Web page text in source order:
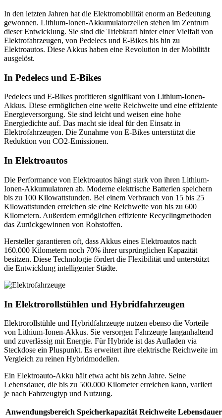
In den letzten Jahren hat die Elektromobilität enorm an Bedeutung
gewonnen. Lithium-Ionen-Akkumulatorzellen stehen im Zentrum
dieser Entwicklung. Sie sind die Triebkraft hinter einer Vielfalt von
Elektrofahrzeugen, von Pedelecs und E-Bikes bis hin zu
Elektroautos. Diese Akkus haben eine Revolution in der Mobilität
ausgelöst.
In Pedelecs und E-Bikes
Pedelecs und E-Bikes profitieren signifikant von Lithium-Ionen-
Akkus. Diese ermöglichen eine weite Reichweite und eine effiziente
Energieversorgung. Sie sind leicht und weisen eine hohe
Energiedichte auf. Das macht sie ideal für den Einsatz in
Elektrofahrzeugen. Die Zunahme von E-Bikes unterstützt die
Reduktion von CO2-Emissionen.
In Elektroautos
Die Performance von Elektroautos hängt stark von ihren Lithium-
Ionen-Akkumulatoren ab. Moderne elektrische Batterien speichern
bis zu 100 Kilowattstunden. Bei einem Verbrauch von 15 bis 25
Kilowattstunden erreichen sie eine Reichweite von bis zu 600
Kilometern. Außerdem ermöglichen effiziente Recyclingmethoden
das Zurückgewinnen von Rohstoffen.
Hersteller garantieren oft, dass Akkus eines Elektroautos nach
160.000 Kilometern noch 70% ihrer ursprünglichen Kapazität
besitzen. Diese Technologie fördert die Flexibilität und unterstützt
die Entwicklung intelligenter Städte.
In Elektrorollstühlen und Hybridfahrzeugen
Elektrorollstühle und Hybridfahrzeuge nutzen ebenso die Vorteile
von Lithium-Ionen-Akkus. Sie versorgen Fahrzeuge langanhaltend
und zuverlässig mit Energie. Für Hybride ist das Aufladen via
Steckdose ein Pluspunkt. Es erweitert ihre elektrische Reichweite im
Vergleich zu reinen Hybridmodellen.
Ein Elektroauto-Akku hält etwa acht bis zehn Jahre. Seine
Lebensdauer, die bis zu 500.000 Kilometer erreichen kann, variiert
je nach Fahrzeugtyp und Nutzung.
Anwendungsbereich Speicherkapazität Reichweite Lebensdauer